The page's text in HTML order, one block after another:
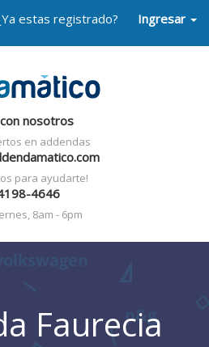
estas registrado? Ingresar
nosotros
en addendas
para ayudarte!
4646
8am - 6pm
Faurecia